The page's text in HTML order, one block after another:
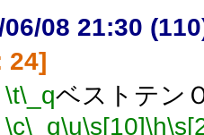
06/08 21:30
24]
\t\_qベストテン
\c\_q\u\s[10]\h